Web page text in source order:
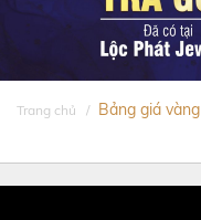
Trang chủ Bảng giá vàng